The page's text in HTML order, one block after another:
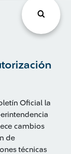
Oficial la
cambios
de
técnicas